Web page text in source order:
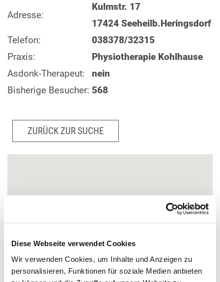
Diese Webseite verwendet Cookies
Wir verwenden Cookies, um Inhalte und Anzeigen zu
personalisieren, Funktionen für soziale Medien anbieten
Adresse:
Kulmstr. 17
17424 Seeheilb.Heringsdorf
Telefon:
038378/32315
Praxis:
Physiotherapie Kohlhause
Asdonk-Therapeut:
nein
Bisherige Besucher: 568
ZURÜCK ZUR SUCHE